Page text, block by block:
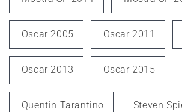
Oscar 2005 Oscar 2011
Oscar 2013 Oscar 2015
Quentin Tarantino Steven